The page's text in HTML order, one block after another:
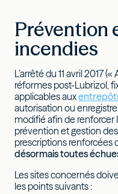
Prévention
incendies
L’arrêté du 11 avril 2017
réformes post-Lubrizol,
applicables aux
autorisation ou
modifié afin de renforcer
prévention et gestion
prescriptions renforcées
désormais toutes
Les sites concernés
les points suivants :